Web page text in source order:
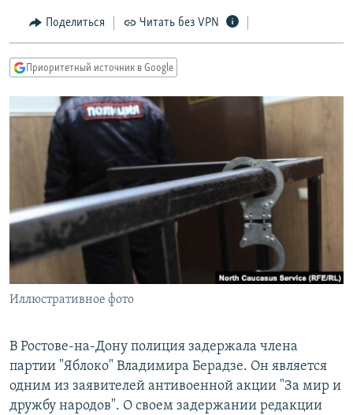
Вернутся
поиску
КУЛЬТУРА
КАВКАЗ.РЕАЛИИ
СЕВЕР.РЕАЛИИ
СИБИРЬ.РЕАЛИИ
РАСПИСАНИЕ ВЕЩАНИЯ
ПОДПИШИТЕСЬ НА РАССЫЛКУ
СОЦИАЛЬНЫЕ СЕТИ
Все сайты РСЕ/РС
Поделиться Читать без VPN
Приоритетный источник в Google
Иллюстративное фото
В Ростове-на-Дону полиция задержала члена
партии "Яблоко" Владимира Берадзе. Он является
одним из заявителей антивоенной акции "За мир и
дружбу народов". О своем задержании редакции